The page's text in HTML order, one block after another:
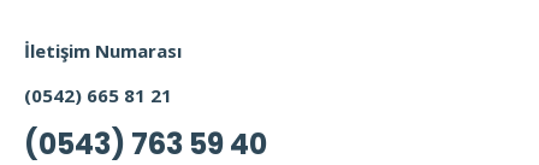
İletişim Numarası
(0542) 665 81 21
(0543) 763 59 40